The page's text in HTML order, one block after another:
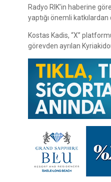
Radyo RIK’in haberine
yaptığı önemli
Kostas Kadis, “X”
görevden ayrılan